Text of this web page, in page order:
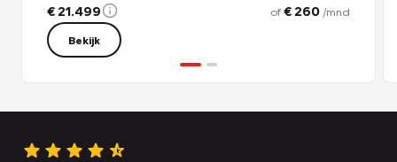
€ 21.499 of€ 260 /mnd
Bekijk